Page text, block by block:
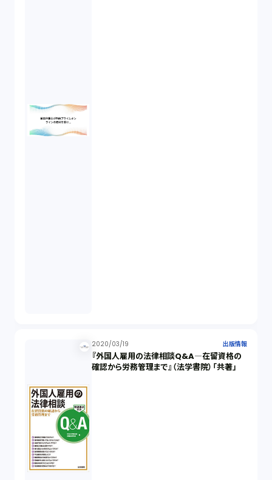
2020/03/19 出版情報
『外国人雇用の法律相談Q&A―在留資格の
確認から労務管理まで』（法学書院）「共著」